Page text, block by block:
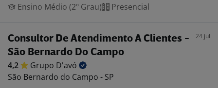
Ensino Médio (2º Grau)
Presencial
Consultor De Atendimento A Clientes -
São Bernardo Do Campo
24 jul
4,2 Grupo D'avó
São Bernardo do Campo - SP